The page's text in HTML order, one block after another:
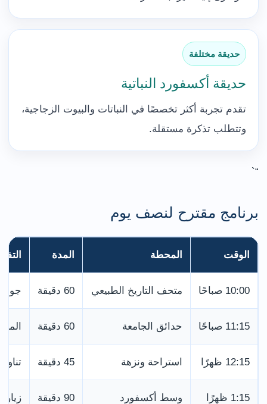
حديقة مختلفة
حديقة أكسفورد النباتية
تقدم تجربة أكثر تخصصًا في النباتات والبيوت الزجاجية،
وتتطلب تذكرة مستقلة.
“`
برنامج مقترح لنصف يوم
الوقت المحطة المدة
10:00 صباحًا متحف التاريخ الطبيعي 60 دقيقة جولة
11:15 صباحًا حدائق الجامعة 60 دقيقة
12:15 ظهرًا استراحة ونزهة 45 دقيقة
1:15 ظهرًا وسط أكسفورد 90 دقيقة